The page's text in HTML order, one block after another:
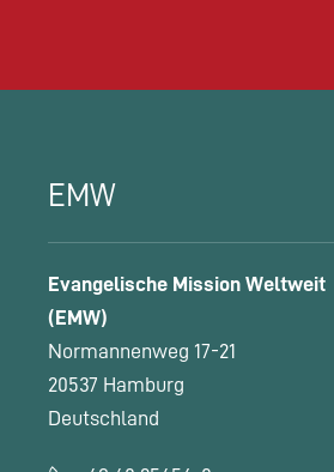
EMW
Evangelische Mission Weltweit
(EMW)
Normannenweg 17-21
20537 Hamburg
Deutschland